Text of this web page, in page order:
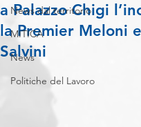
News dal territorio
MITICA
News
Politiche del Lavoro
a Palazzo Chigi
la Premier Meloni
Salvini